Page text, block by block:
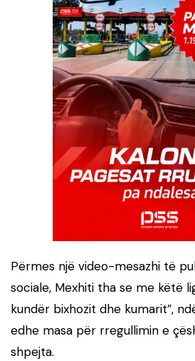
Përmes një video-mesazhi të
sociale, Mexhiti tha se me këtë
kundër bixhozit dhe kumarit”,
edhe masa për rregullimin e
shpejta.